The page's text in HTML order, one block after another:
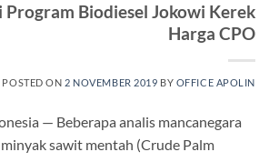
Program Biodiesel Jokowi Kerek
Harga CPO
POSTED ON 2 NOVEMBER 2019 BY OFFICE APOLIN
— Beberapa analis mancanegara
sawit mentah (Crude Palm